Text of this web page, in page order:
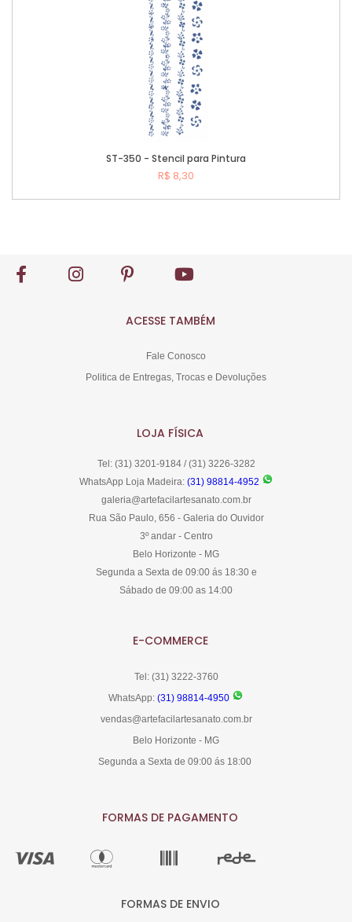
ST-350 - Stencil para Pintura
R$ 8,30
ACESSE TAMBÉM
Fale Conosco
Politica de Entregas, Trocas e Devoluções
LOJA FÍSICA
Tel: (31) 3201-9184 / (31) 3226-3282
WhatsApp Loja Madeira: (31) 98814-4952
galeria@artefacilartesanato.com.br
Rua São Paulo, 656 - Galeria do Ouvidor
3º andar - Centro
Belo Horizonte - MG
Segunda a Sexta de 09:00 ás 18:30 e
Sábado de 09:00 as 14:00
E-COMMERCE
Tel: (31) 3222-3760
WhatsApp: (31) 98814-4950
vendas@artefacilartesanato.com.br
Belo Horizonte - MG
Segunda a Sexta de 09:00 ás 18:00
FORMAS DE PAGAMENTO
FORMAS DE ENVIO